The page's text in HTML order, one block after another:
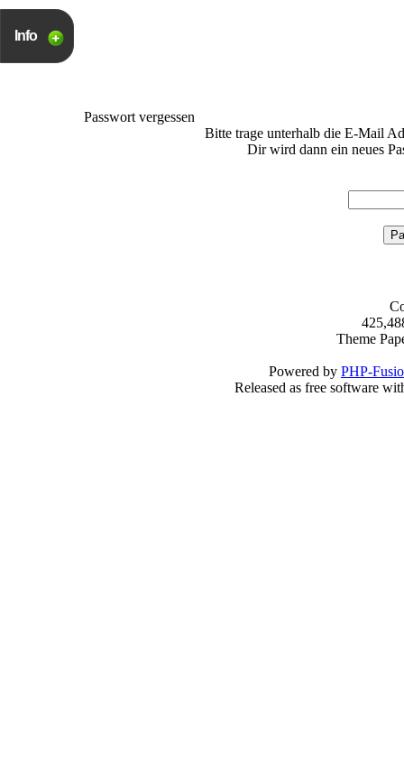
Info
Passwort vergessen
Bitte trage unterhalb die E-Mail
Dir wird dann ein neues
Theme
Powered by PHP-
Released as free software